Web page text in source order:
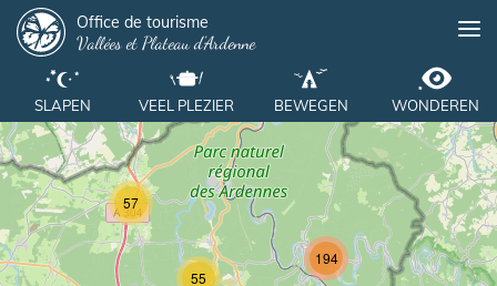
en
inhoud
gaan
Office de tourisme
Vallées et Plateau d'Ardenne
SLAPEN VEEL PLEZIER BEWEGEN WONDEREN
55
57
194
Panneau de gestion des cookies